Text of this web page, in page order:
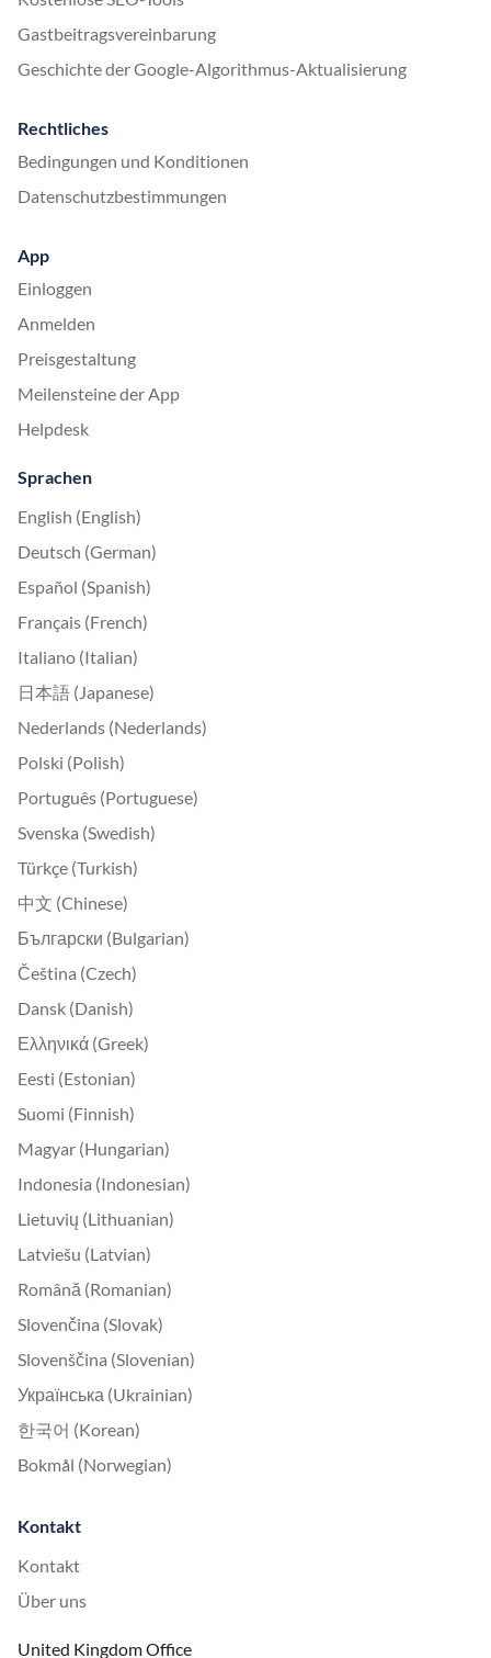
Gastbeitragsvereinbarung
Geschichte der Google-Algorithmus-Aktualisierung
Rechtliches
Bedingungen und Konditionen
Datenschutzbestimmungen
App
Einloggen
Anmelden
Preisgestaltung
Meilensteine der App
Helpdesk
Sprachen
English (English)
Deutsch (German)
Español (Spanish)
Français (French)
Italiano (Italian)
日本語 (Japanese)
Nederlands (Nederlands)
Polski (Polish)
Português (Portuguese)
Svenska (Swedish)
Türkçe (Turkish)
中文 (Chinese)
Български (Bulgarian)
Čeština (Czech)
Dansk (Danish)
Ελληνικά (Greek)
Eesti (Estonian)
Suomi (Finnish)
Magyar (Hungarian)
Indonesia (Indonesian)
Lietuvių (Lithuanian)
Latviešu (Latvian)
Română (Romanian)
Slovenčina (Slovak)
Slovenščina (Slovenian)
Українська (Ukrainian)
한국어 (Korean)
Bokmål (Norwegian)
Kontakt
Kontakt
Über uns
United Kingdom Office